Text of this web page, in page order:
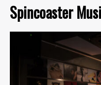
Spincoaster